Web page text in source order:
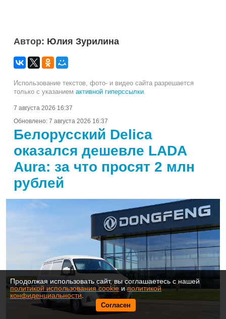
Автор: Юлия Зурилина
Использование текстов, фото- и видео сайта разрешается
только с указанием активной гиперссылки
7 августа 2026 16:37
Обновлено: 7 августа 2026 16:37
Белорусский Delica
оказался дешевле LADA
Aura: за что просят 2 млн
рублей
Продолжая использовать сайт, вы соглашаетесь с нашей
политикой использования cookieиполитикой
конфиденциальности
Согласен